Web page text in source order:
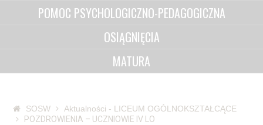
POMOC PSYCHOLOGICZNO-PEDAGOGICZNA
OSIĄGNIĘCIA
MATURA
SOSW
Aktualności - LICEUM OGÓLNOKSZTAŁCĄCE
POZDROWIENIA – UCZNIOWIE IV LO